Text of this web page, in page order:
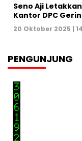
Seno Aji
Kantor DPC
20 Oktober 2025 |
PENGUNJUNG